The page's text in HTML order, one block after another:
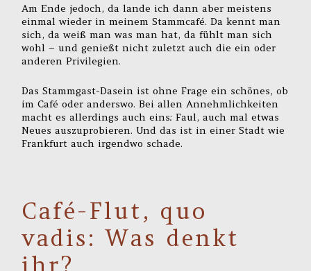
Am Ende jedoch, da lande ich dann aber meistens
einmal wieder in meinem Stammcafé. Da kennt man
sich, da weiß man was man hat, da fühlt man sich
wohl – und genießt nicht zuletzt auch die ein oder
anderen Privilegien.
Das Stammgast-Dasein ist ohne Frage ein schönes, ob
im Café oder anderswo. Bei allen Annehmlichkeiten
macht es allerdings auch eins: Faul, auch mal etwas
Neues auszuprobieren. Und das ist in einer Stadt wie
Frankfurt auch irgendwo schade.
Café-Flut, quo
vadis: Was denkt
ihr?